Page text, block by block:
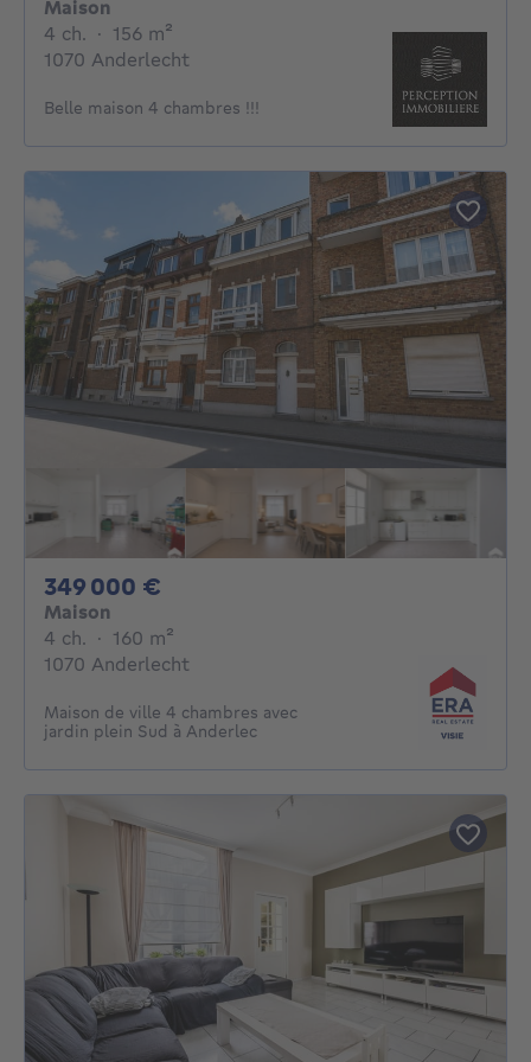
Maison
4 ch. 4 chambres
· 156 m²
1070 Anderlecht
Belle maison 4 chambres !!!
349 000 €
Maison
4 ch. 4 chambres
· 160 m²
1070 Anderlecht
Maison de ville 4 chambres avec
jardin plein Sud à Anderlec